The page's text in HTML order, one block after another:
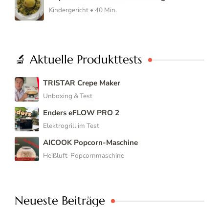
Kindergericht • 40 Min.
🔬 Aktuelle Produkttests
TRISTAR Crepe Maker
Unboxing & Test
Enders eFLOW PRO 2
Elektrogrill im Test
AICOOK Popcorn-Maschine
Heißluft-Popcornmaschine
Neueste Beiträge